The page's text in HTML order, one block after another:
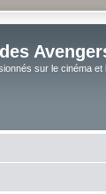
sur le cinéma